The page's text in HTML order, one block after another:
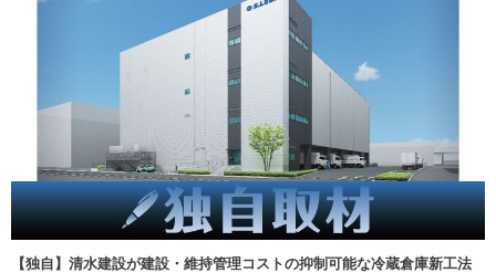
【独自】清水建設が建設・維持管理コストの抑制可能な冷蔵倉庫新工法